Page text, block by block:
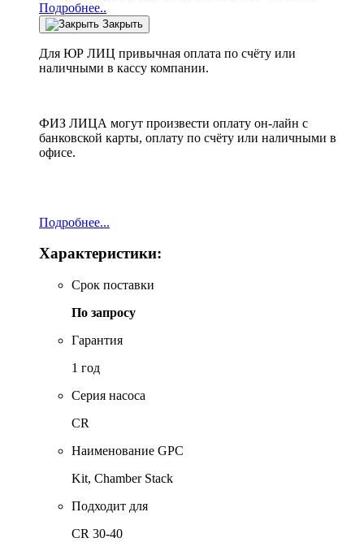
Подробнее..
Закрыть
Для ЮР ЛИЦ привычная оплата по счёту или
наличными в кассу компании.
ФИЗ ЛИЦА могут произвести оплату он-лайн с
банковской карты, оплату по счёту или наличными в
офисе.
Подробнее...
Характеристики:
Срок поставки
По запросу
Гарантия
1 год
Серия насоса
CR
Наименование GPC
Kit, Chamber Stack
Подходит для
CR 30-40